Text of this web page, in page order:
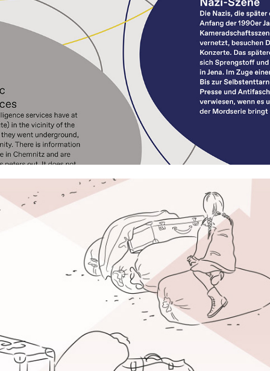
DOKUMENTATIONS ZENTRUM ZUM NSU-KOMPLEX
DOKUMENTATIONS ZENTRUM NS-ZWANGSARBEIT